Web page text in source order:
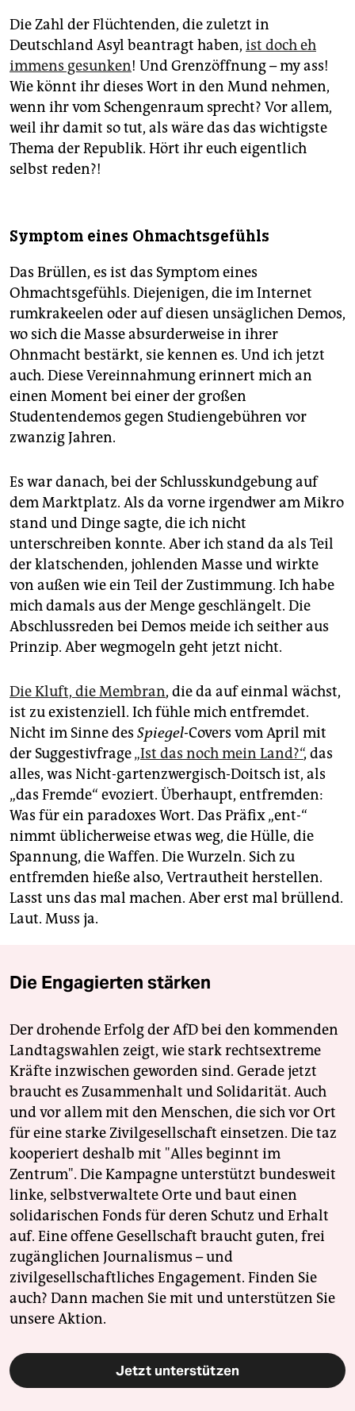
Die Zahl der Flüchtenden, die zuletzt in
Deutschland Asyl beantragt haben, ist doch eh
immens gesunken! Und Grenz­öffnung – my ass!
Wie könnt ihr dieses Wort in den Mund nehmen,
wenn ihr vom Schengenraum sprecht? Vor allem,
weil ihr damit so tut, als wäre das das wichtigste
Thema der Republik. Hört ihr euch eigentlich
selbst reden?!
Symptom eines Ohmachtsgefühls
Das Brüllen, es ist das Symptom eines
Ohmachtsgefühls. Diejenigen, die im Internet
rumkrakeelen oder auf diesen unsäglichen Demos,
wo sich die Masse absurderweise in ihrer
Ohnmacht bestärkt, sie kennen es. Und ich jetzt
auch. Diese Vereinnahmung erinnert mich an
einen Moment bei einer der großen
Studentendemos gegen Studiengebühren vor
zwanzig Jahren.
Es war danach, bei der Schlusskundgebung auf
dem Marktplatz. Als da vorne irgendwer am Mikro
stand und Dinge sagte, die ich nicht
unterschreiben konnte. Aber ich stand da als Teil
der klatschenden, johlenden Masse und wirkte
von außen wie ein Teil der Zustimmung. Ich habe
mich damals aus der Menge geschlängelt. Die
Abschlussreden bei Demos meide ich seither aus
Prinzip. Aber wegmogeln geht jetzt nicht.
Die Kluft, die Membran, die da auf einmal wächst,
ist zu existenziell. Ich fühle mich entfremdet.
Nicht im Sinne des Spiegel-Covers vom April mit
der Suggestivfrage„Ist das noch mein Land?“, das
alles, was Nicht-gartenzwergisch-Doitsch ist, als
„das Fremde“ evoziert. Überhaupt, entfremden:
Was für ein paradoxes Wort. Das Präfix „ent-“
nimmt üblicherweise etwas weg, die Hülle, die
Spannung, die Waffen. Die Wurzeln. Sich zu
entfremden hieße also, Vertrautheit herstellen.
Lasst uns das mal machen. Aber erst mal brüllend.
Laut. Muss ja.
Die Engagierten stärken
Der drohende Erfolg der AfD bei den kommenden
Landtagswahlen zeigt, wie stark rechtsextreme
Kräfte inzwischen geworden sind. Gerade jetzt
braucht es Zusammenhalt und Solidarität. Auch
und vor allem mit den Menschen, die sich vor Ort
für eine starke Zivilgesellschaft einsetzen. Die taz
kooperiert deshalb mit "Alles beginnt im
Zentrum". Die Kampagne unterstützt bundesweit
linke, selbstverwaltete Orte und baut einen
solidarischen Fonds für deren Schutz und Erhalt
auf. Eine offene Gesellschaft braucht guten, frei
zugänglichen Journalismus – und
zivilgesellschaftliches Engagement. Finden Sie
auch? Dann machen Sie mit und unterstützen Sie
unsere Aktion.
Jetzt unterstützen